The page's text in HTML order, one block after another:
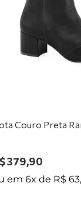
Couro Preta
379,90
em 6x de R$ 63,